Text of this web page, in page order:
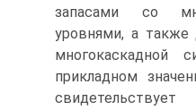
запасами со
уровнями, а также
многокаскадной
прикладном